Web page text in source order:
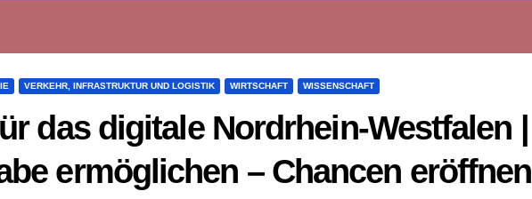
VERKEHR, INFRASTRUKTUR UND LOGISTIK WIRTSCHAFT WISSENSCHAFT
das digitale Nordrhein-Westfalen |
ermöglichen – Chancen eröffnen